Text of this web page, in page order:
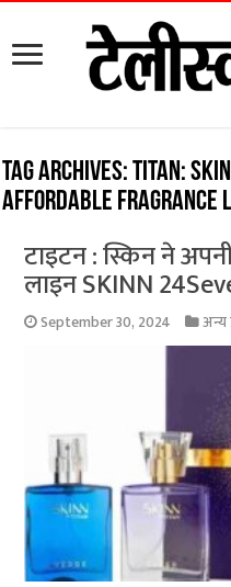
Tag Archives:Titan:
affordable fragrance
टाइटन : स्किन ने
लाइन SKINN
September 30, 2024 अन्य